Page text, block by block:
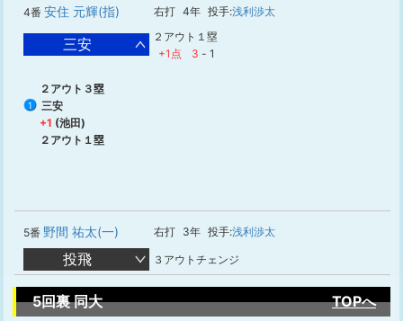
4番 安住 元輝(指) 右打 4年 投手:浅利渉太
三安
２アウト１塁
+1点
3 - 1
２アウト３塁
1
三安
+1 (池田)
２アウト１塁
5番 野間 祐太(一) 右打 3年 投手:浅利渉太
投飛 ３アウトチェンジ
5回裏 同大 TOPへ